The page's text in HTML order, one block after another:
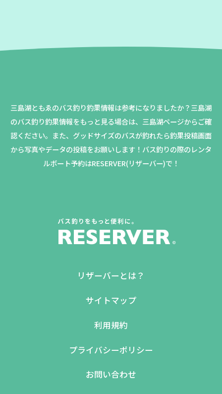
三島湖ともゑのバス釣り釣果情報は参考になりましたか？三島湖
のバス釣り釣果情報をもっと見る場合は、三島湖ページからご確
認ください。 また、グッドサイズのバスが釣れたら釣果投稿画面
から写真やデータの投稿をお願いします！バス釣りの際のレンタ
ルボート予約はRESERVER(リザーバー)で！
リザーバーとは？
サイトマップ
利用規約
プライバシーポリシー
お問い合わせ